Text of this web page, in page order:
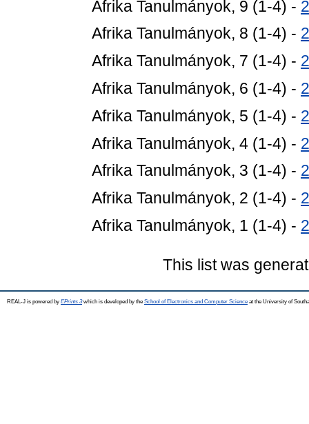
Afrika Tanulmányok, 9 (1-4) -
Afrika Tanulmányok, 8 (1-4) -
Afrika Tanulmányok, 7 (1-4) -
Afrika Tanulmányok, 6 (1-4) -
Afrika Tanulmányok, 5 (1-4) -
Afrika Tanulmányok, 4 (1-4) -
Afrika Tanulmányok, 3 (1-4) -
Afrika Tanulmányok, 2 (1-4) -
Afrika Tanulmányok, 1 (1-4) -
This list was
REAL-J is powered by EPrints 3which is developed by the School of Electronics and Computer Science at the University of